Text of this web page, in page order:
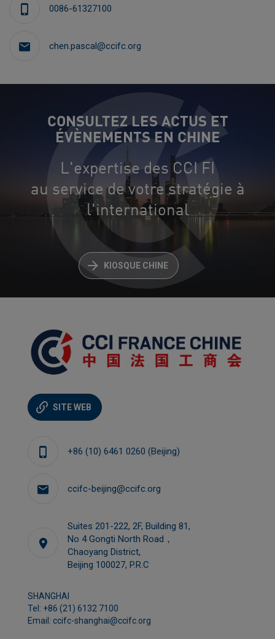
0086-61327100
chen.pascal@ccifc.org
CONSULTEZ LES ACTUS ET
ÉVÈNEMENTS EN CHINE
L'expertise des CCI FI
au service de votre stratégie à
l'international
KIOSQUE CHINE
SITE WEB
+86 (10) 6461 0260 (Beijing)
ccifc-beijing@ccifc.org
Suites 201-222, 2F, Building 81,
No 4 Gongti North Road，
Chaoyang District,
Beijing 100027, P.R.C
SHANGHAI
Tel: +86 (21) 6132 7100
Email: ccifc-shanghai@ccifc.org